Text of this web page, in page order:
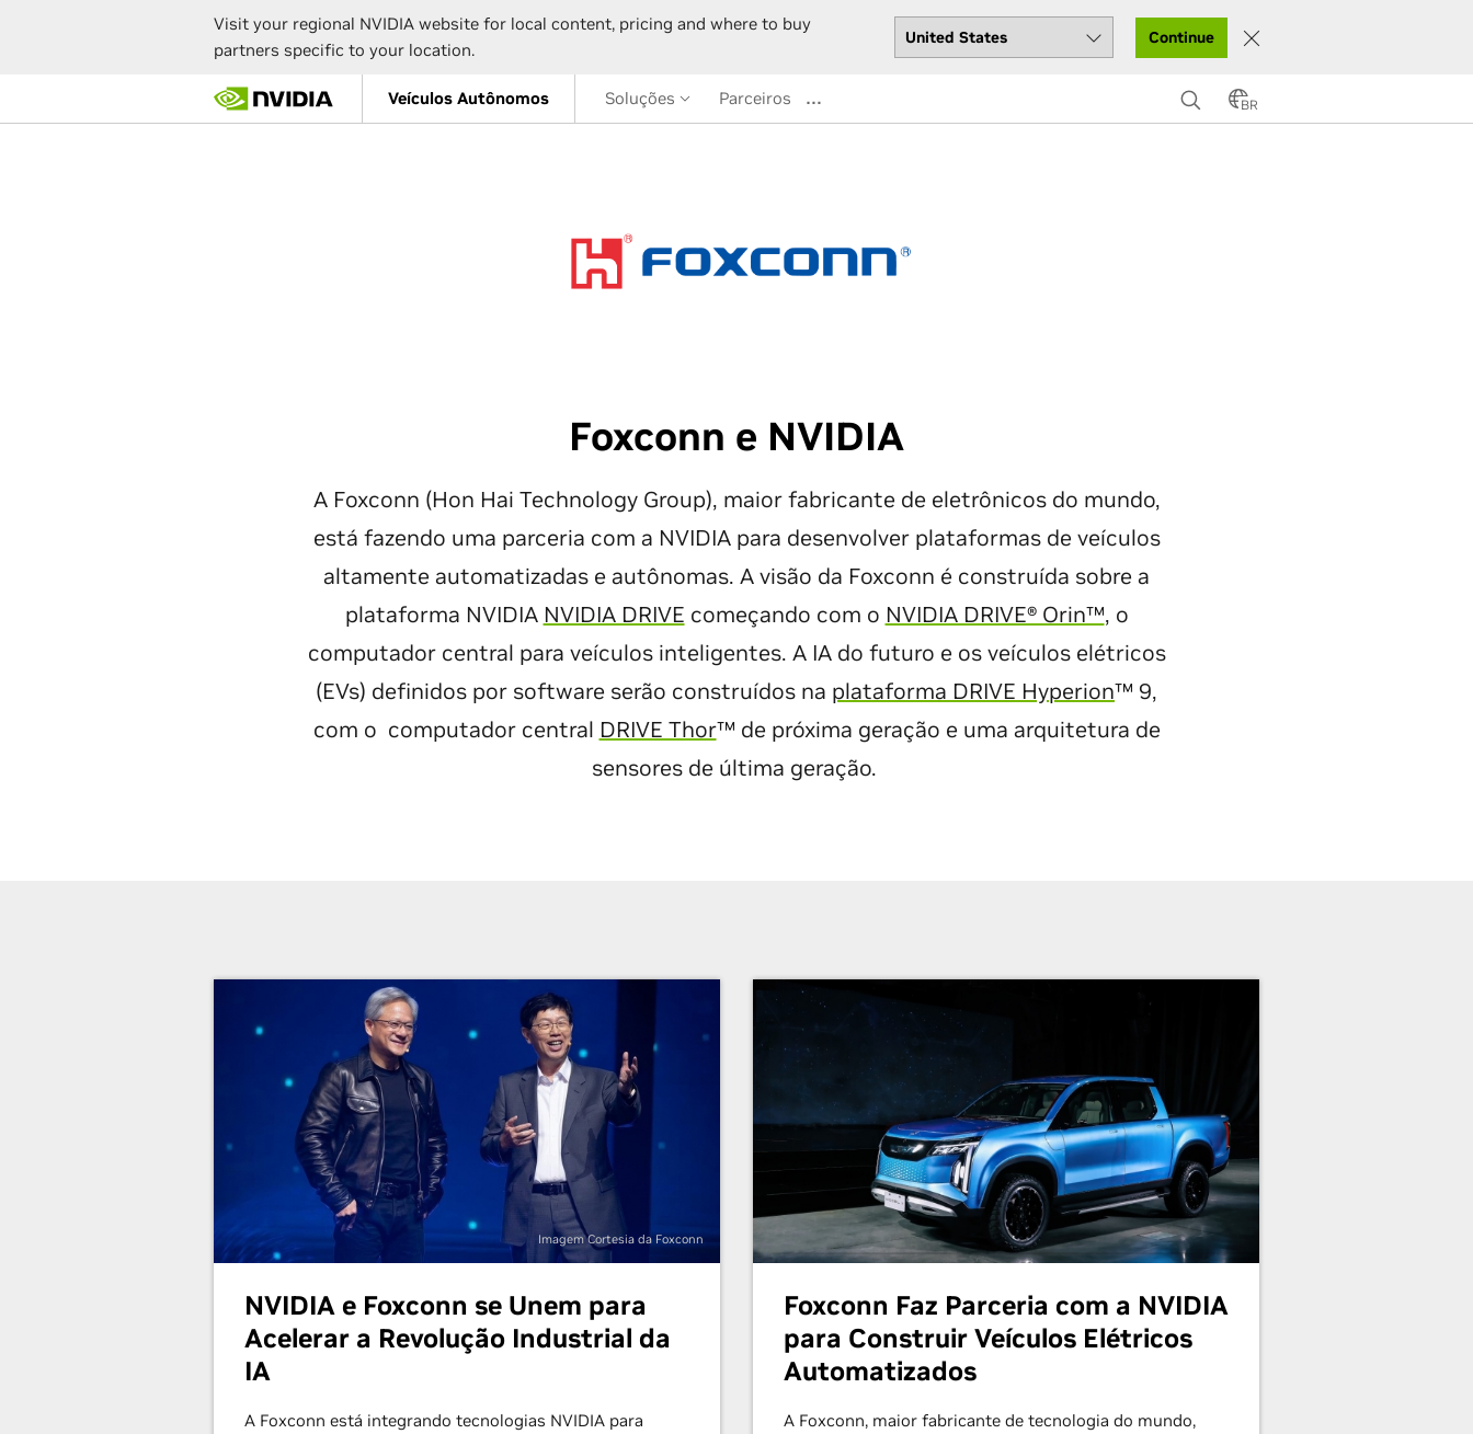
Visit your regional NVIDIA website for local content, pricing and where to buy
partners specific to your location.
Continue
main
Veículos Autônomos Soluções Parceiros BR
Foxconn e NVIDIA
A Foxconn (Hon Hai Technology Group), maior fabricante de eletrônicos do mundo,
está fazendo uma parceria com a NVIDIA para desenvolver plataformas de veículos
altamente automatizadas e autônomas. A visão da Foxconn é construída sobre a
plataforma NVIDIA NVIDIA DRIVE começando com o NVIDIA DRIVE® Orin™, o
computador central para veículos inteligentes. A IA do futuro e os veículos elétricos
(EVs) definidos por software serão construídos na plataforma DRIVE Hyperion™ 9,
com o computador central DRIVE Thor™ de próxima geração e uma arquitetura de
sensores de última geração.
Imagem Cortesia da Foxconn
NVIDIA e Foxconn se Unem para
Acelerar a Revolução Industrial da
IA
A Foxconn está integrando tecnologias NVIDIA para
Foxconn Faz Parceria com a NVIDIA
para Construir Veículos Elétricos
Automatizados
A Foxconn, maior fabricante de tecnologia do mundo,